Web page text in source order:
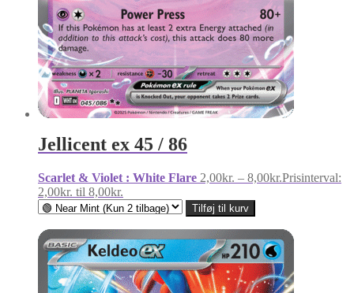
Jellicent ex 45 / 86
Scarlet & Violet : White Flare 2,00kr. – 8,00kr.Prisinterval:
2,00kr. til 8,00kr.
Tilføj til kurv